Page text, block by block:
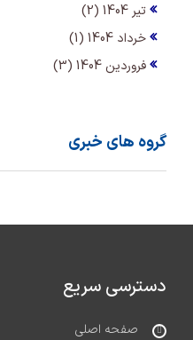
تیر 1404 (2)
خرداد 1404 (1)
فروردین 1404 (3)
گروه های خبری
دسترسی سریع
صفحه اصلی